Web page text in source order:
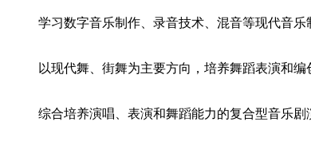
学习数字音乐制作、录音技术、混音等现代音乐
以现代舞、街舞为主要方向，培养舞蹈表演和编
综合培养演唱、表演和舞蹈能力的复合型音乐剧